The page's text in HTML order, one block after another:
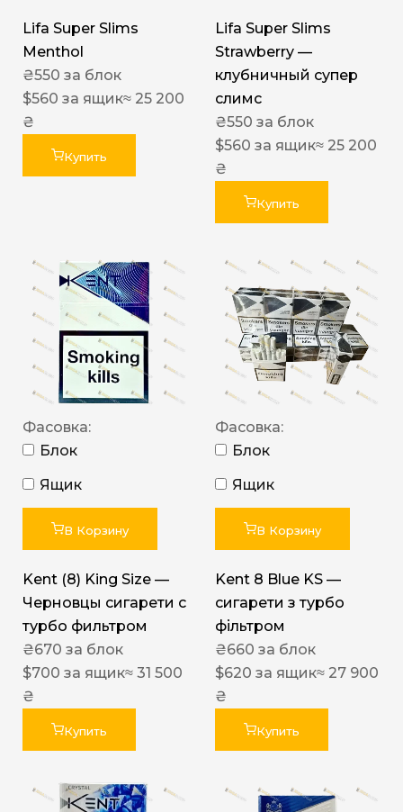
Lifa Super Slims
Menthol
₴550 за блок
$560 за ящик≈ 25 200
₴
Купить
Lifa Super Slims
Strawberry —
клубничный супер
слимс
₴550 за блок
$560 за ящик≈ 25 200
₴
Купить
Фасовка:
Блок
Ящик
В Корзину
Kent (8) King Size —
Черновцы сигарети с
турбо фильтром
₴670 за блок
$700 за ящик≈ 31 500
₴
Купить
Фасовка:
Блок
Ящик
В Корзину
Kent 8 Blue KS —
сигарети з турбо
фільтром
₴660 за блок
$620 за ящик≈ 27 900
₴
Купить